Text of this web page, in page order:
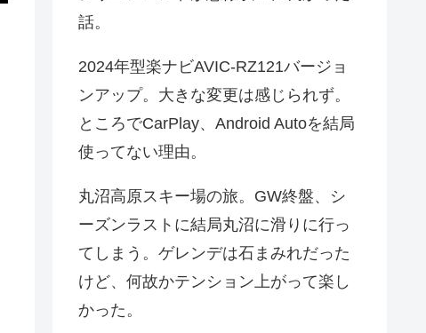
話。
2024年型楽ナビAVIC-RZ121バージョ
ンアップ。大きな変更は感じられず。
ところでCarPlay、Android Autoを結局
使ってない理由。
丸沼高原スキー場の旅。GW終盤、シ
ーズンラストに結局丸沼に滑りに行っ
てしまう。ゲレンデは石まみれだった
けど、何故かテンション上がって楽し
かった。